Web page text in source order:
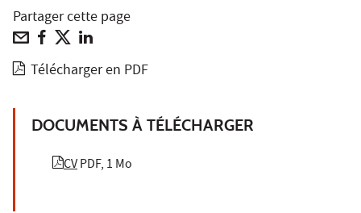
Partager cette page
Télécharger en PDF
DOCUMENTS À TÉLÉCHARGER
CVPDF, 1 Mo